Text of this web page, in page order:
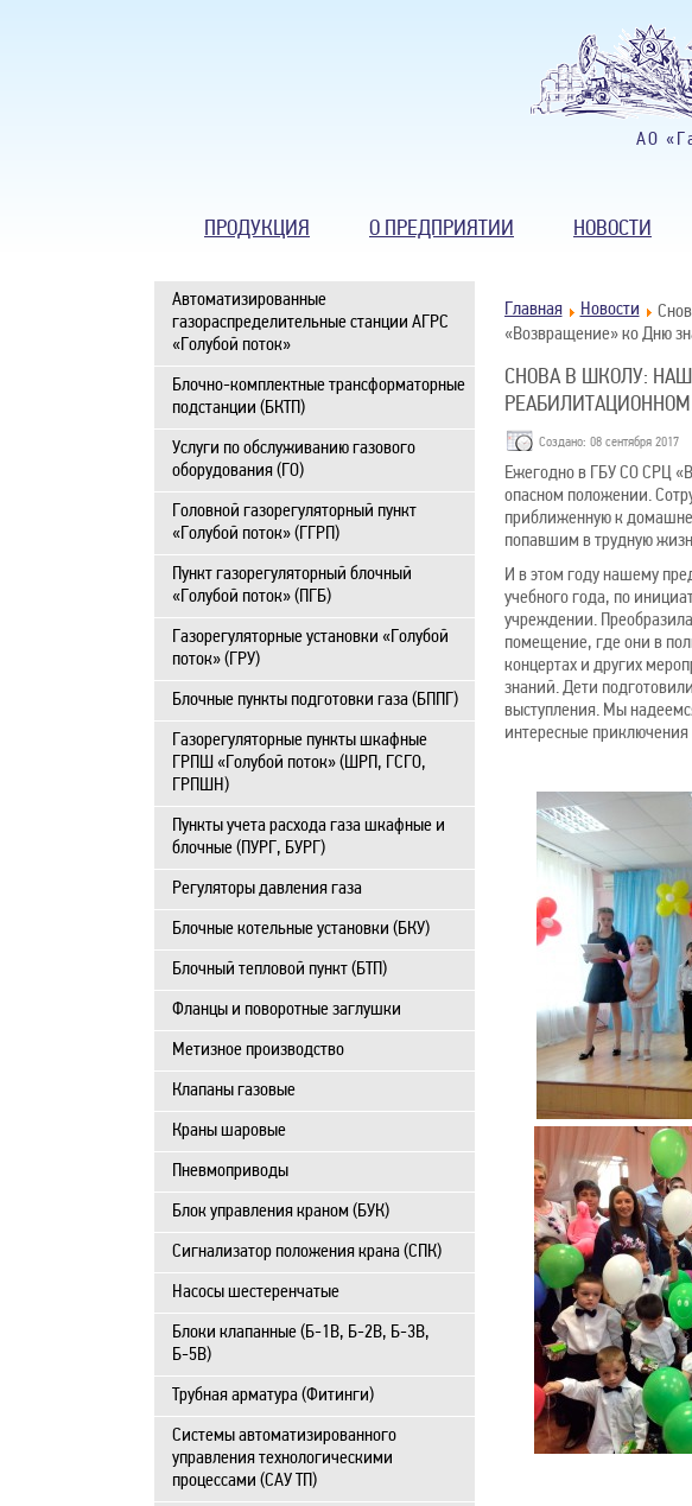
АО
ПРОДУКЦИЯ О ПРЕДПРИЯТИИ НОВОСТИ
Автоматизированные
газораспределительные станции АГРС
«Голубой поток»
Блочно-комплектные трансформаторные
подстанции (БКТП)
Услуги по обслуживанию газового
оборудования (ГО)
Головной газорегуляторный пункт
«Голубой поток» (ГГРП)
Пункт газорегуляторный блочный
«Голубой поток» (ПГБ)
Газорегуляторные установки «Голубой
поток» (ГРУ)
Блочные пункты подготовки газа (БППГ)
Газорегуляторные пункты шкафные
ГРПШ «Голубой поток» (ШРП, ГСГО,
ГРПШН)
Пункты учета расхода газа шкафные и
блочные (ПУРГ, БУРГ)
Регуляторы давления газа
Блочные котельные установки (БКУ)
Блочный тепловой пункт (БТП)
Фланцы и поворотные заглушки
Метизное производство
Клапаны газовые
Краны шаровые
Пневмоприводы
Блок управления краном (БУК)
Сигнализатор положения крана (СПК)
Насосы шестеренчатые
Блоки клапанные (Б-1В, Б-2В, Б-3В,
Б-5В)
Трубная арматура (Фитинги)
Системы автоматизированного
управления технологическими
процессами (САУ ТП)
Главная Новости
«Возвращение» ко Дню
СНОВА В ШКОЛУ:
Создано: 08 сентября 2017
Ежегодно в ГБУ СО СРЦ
опасном положении.
приближенную к
попавшим в трудную
И в этом году нашему
учебного года, по
учреждении.
помещение, где они в
концертах и других
знаний. Дети
выступления. Мы
интересные